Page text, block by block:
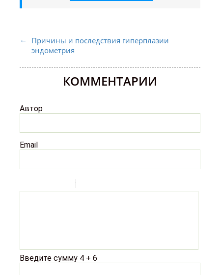
Причины и последствия гиперплазии
эндометрия
КОММЕНТАРИИ
Автор
Email
-
-
-
-
Введите сумму 4 + 6